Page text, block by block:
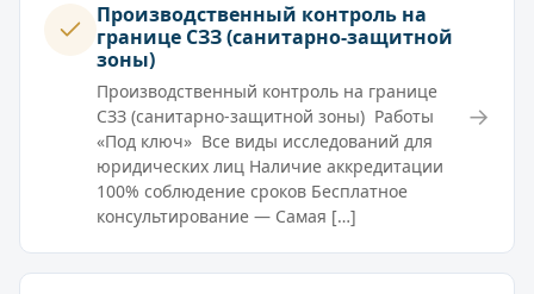
Производственный контроль на
границе СЗЗ (санитарно-защитной
зоны)
Производственный контроль на границе
СЗЗ (санитарно-защитной зоны) Работы
«Под ключ» Все виды исследований для
юридических лиц Наличие аккредитации
100% соблюдение сроков Бесплатное
консультирование — Самая […]
→